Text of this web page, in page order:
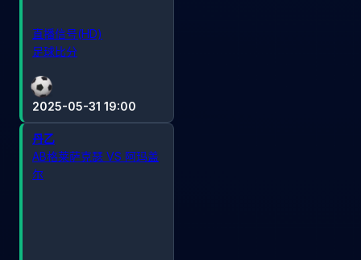
2025-05-31 19:00
直播信号(HD)
足球比分
丹乙
AB格莱萨克瑟 VS 阿玛盖
尔